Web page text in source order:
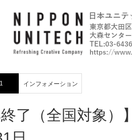
インフォメーション
終了（全国対象